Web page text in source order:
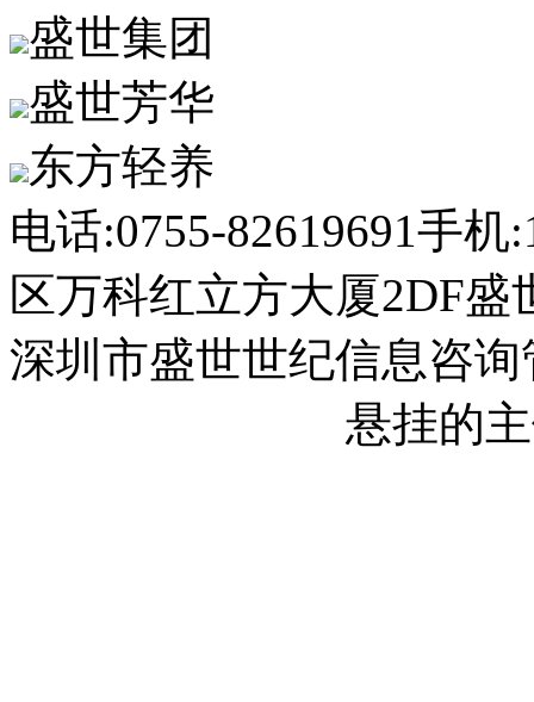
盛世集团
盛世芳华
东方轻养
电话:0755-82619691手机
区万科红立方大厦2DF盛
深圳市盛世世纪信息咨
悬挂的